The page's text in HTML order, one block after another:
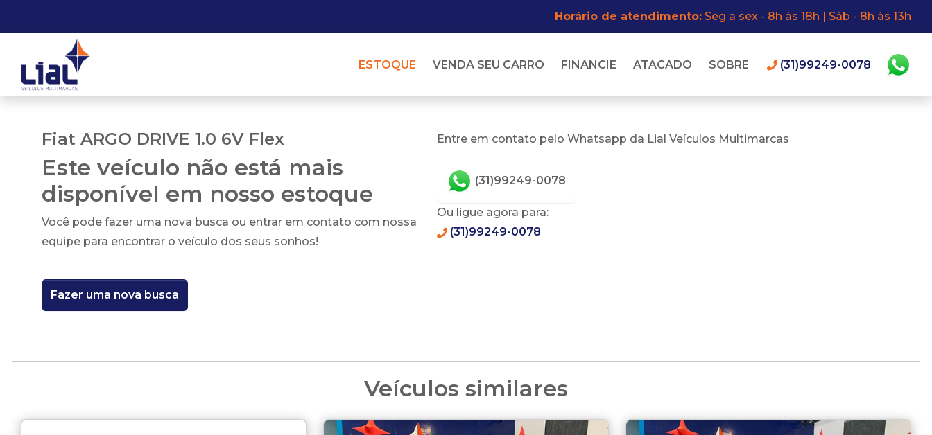
Horário de atendimento: Seg a sex - 8h às 18h | Sáb - 8h às 13h
ESTOQUE VENDA SEU CARRO FINANCIE ATACADO SOBRE (31)99249-0078
Fiat ARGO DRIVE 1.0 6V Flex
Este veículo não está mais
disponível em nosso estoque
Você pode fazer uma nova busca ou entrar em contato com nossa
equipe para encontrar o veículo dos seus sonhos!
Fazer uma nova busca
Entre em contato pelo Whatsapp da Lial Veículos Multimarcas
(31)99249-0078
Ou ligue agora para:
(31)99249-0078
Veículos similares